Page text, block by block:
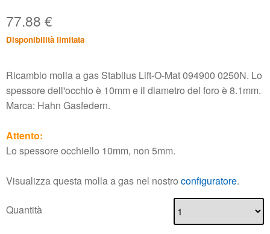
77.88 €
Disponibilità limitata
Ricambio molla a gas Stabilus Lift-O-Mat 094900 0250N. Lo
spessore dell'occhio è 10mm e il diametro del foro è 8.1mm.
Marca: Hahn Gasfedern.
Attento:
Lo spessore occhiello 10mm, non 5mm.
Visualizza questa molla a gas nel nostro configuratore.
Quantità